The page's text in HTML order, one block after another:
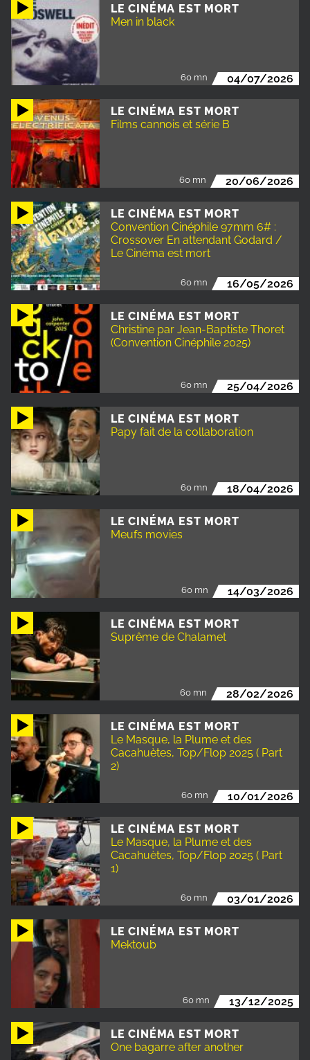
LE CINÉMA EST MORT
Men in black
60 mn 04/07/2026
LE CINÉMA EST MORT
Films cannois et série B
60 mn 20/06/2026
LE CINÉMA EST MORT
Convention Cinéphile 97mm 6# :
Crossover En attendant Godard /
Le Cinéma est mort
60 mn 16/05/2026
LE CINÉMA EST MORT
Christine par Jean-Baptiste Thoret
(Convention Cinéphile 2025)
60 mn 25/04/2026
LE CINÉMA EST MORT
Papy fait de la collaboration
60 mn 18/04/2026
LE CINÉMA EST MORT
Meufs movies
60 mn 14/03/2026
LE CINÉMA EST MORT
Suprême de Chalamet
60 mn 28/02/2026
LE CINÉMA EST MORT
Le Masque, la Plume et des
Cacahuètes, Top/Flop 2025 ( Part
2)
60 mn 10/01/2026
LE CINÉMA EST MORT
Le Masque, la Plume et des
Cacahuètes, Top/Flop 2025 ( Part
1)
60 mn 03/01/2026
LE CINÉMA EST MORT
Mektoub
60 mn 13/12/2025
LE CINÉMA EST MORT
One bagarre after another